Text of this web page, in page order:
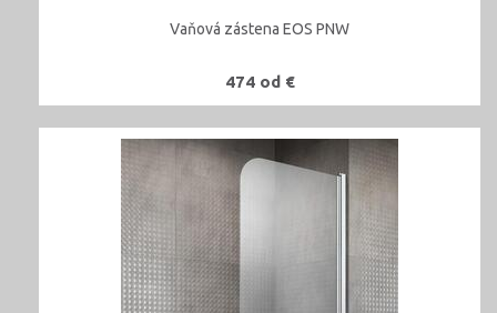
Vaňová zástena EOS PNW
474 od €